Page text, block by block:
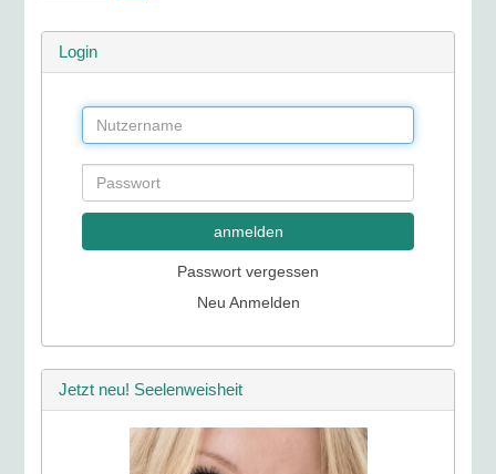
Login
anmelden
Passwort vergessen
Neu Anmelden
Jetzt neu! Seelenweisheit